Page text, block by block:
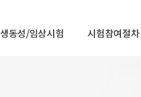
생동성/임상시험 시험참여절차